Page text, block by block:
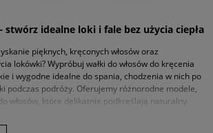
stwórz idealne loki i fale bez użycia ciepła
pięknych, kręconych włosów oraz
lokówki? Wypróbuj wałki do włosów do kręcenia
i wygodne idealne do spania, chodzenia w nich po
podczas podróży. Oferujemy różnorodne modele,
włosów, które delikatnie podkreślają naturalny
właściwości antystatyczne, co sprawia, że włosy